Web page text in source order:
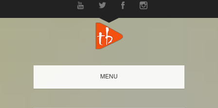
MENU